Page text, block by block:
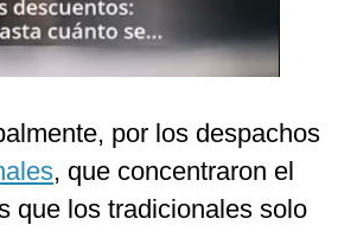
por los despachos
, que concentraron el
que los tradicionales solo